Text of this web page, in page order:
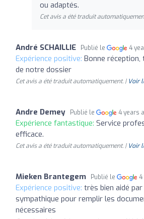
ou adaptés.
Cet avis a été traduit
André SCHAILLIE Publié le 4
Expérience positive: Bonne
de notre dossier
Cet avis a été traduit automatiquement. | Voir
Andre Demey Publié le 4 years
Expérience fantastique: Service
efficace.
Cet avis a été traduit automatiquement. | Voir
Mieken Brantegem Publié le 4
Expérience positive: très bien aidé
sympathique pour remplir les
nécessaires